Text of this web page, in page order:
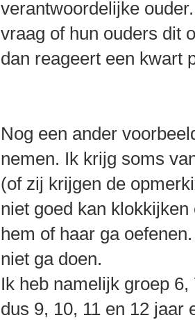
verantwoordelijke
vraag of hun ouders dit
dan reageert een kwart
Nog een ander
nemen. Ik krijg soms
(of zij krijgen de
niet goed kan
hem of haar ga
niet ga doen.
Ik heb namelijk groep
dus 9, 10, 11 en 12 jaar